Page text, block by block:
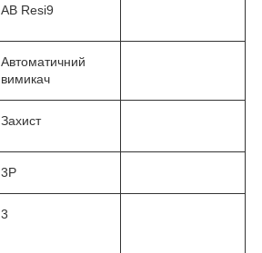
АВ Resi9
Автоматичний
вимикач
Захист
3P
3